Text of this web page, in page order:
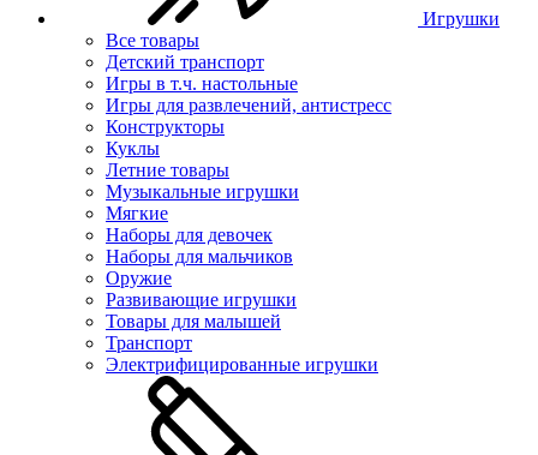
Игрушки
Все товары
Детский транспорт
Игры в т.ч. настольные
Игры для развлечений, антистресс
Конструкторы
Куклы
Летние товары
Музыкальные игрушки
Мягкие
Наборы для девочек
Наборы для мальчиков
Оружие
Развивающие игрушки
Товары для малышей
Транспорт
Электрифицированные игрушки